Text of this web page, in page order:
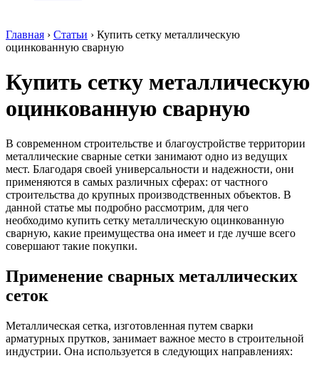
Трубы
нержавеющие
прямоугольные
нержавеющие
AISI
квадратные
Трубы
нержавеющие
электросварные
AISI
Трубы
нержавеющие
перфорированные
Трубы
бесшовные
Общестроительный
алюминиевая
алюминиевый
Тавр
алюминиевый
Труба
алюминиевая
Уголок
алюминиевый
Фольга
алюминиевая
алюминиевый
латунный
Квадрат
латунный
стальные
PP-R
Фланцы
стальные
Заглушки
Тройники
стальные
шуруп-
и
Главная › Статьи › Купить сетку металлическую
оцинкованную сварную
Купить сетку металлическую
оцинкованную сварную
В современном строительстве и благоустройстве территории
металлические сварные сетки занимают одно из ведущих
мест. Благодаря своей универсальности и надежности, они
применяются в самых различных сферах: от частного
строительства до крупных производственных объектов. В
данной статье мы подробно рассмотрим, для чего
необходимо купить сетку металлическую оцинкованную
сварную, какие преимущества она имеет и где лучше всего
совершают такие покупки.
Применение сварных металлических
сеток
Металлическая сетка, изготовленная путем сварки
арматурных прутков, занимает важное место в строительной
индустрии. Она используется в следующих направлениях: